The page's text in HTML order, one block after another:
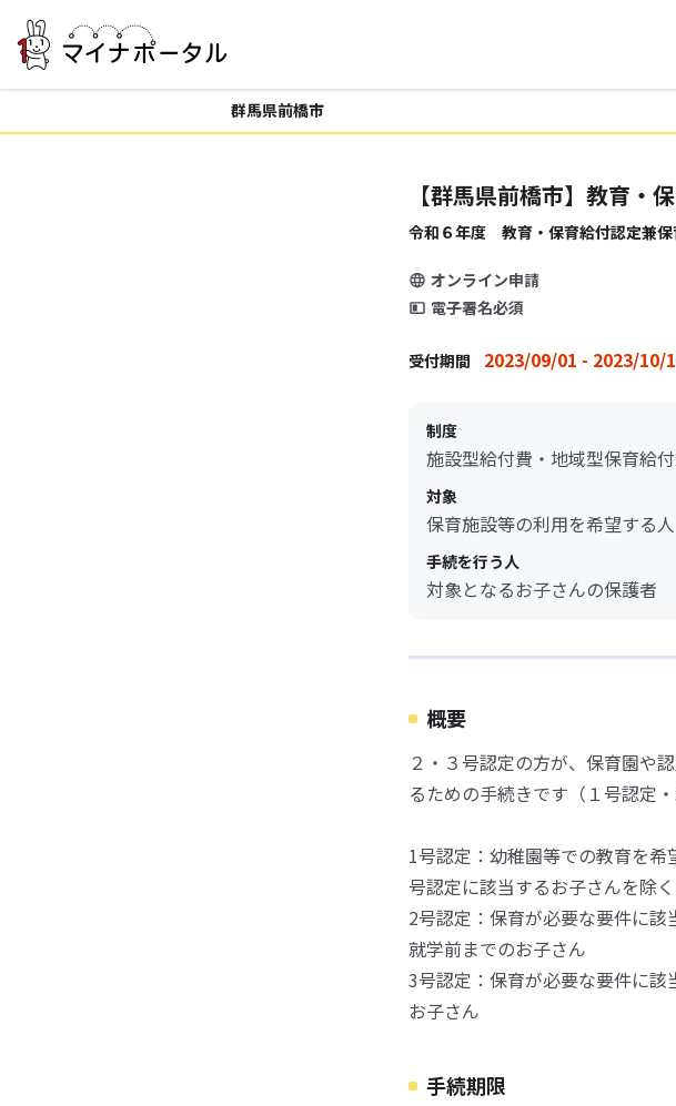
群馬県前橋市
【群馬県前橋市】教育・
令和６年度 教育・保育給付認定兼保
オンライン申請
電子署名必須
受付期間 2023/09/01 - 2023/10/
制度
施設型給付費・地域型保育給
対象
保育施設等の利用を希望する
手続を行う人
対象となるお子さんの保護者
概要
２・３号認定の方が、保育園や
るための手続きです（１号認定
1号認定：幼稚園等での教育を
号認定に該当するお子さんを除く
2号認定：保育が必要な要件に
就学前までのお子さん
3号認定：保育が必要な要件に
お子さん
手続期限